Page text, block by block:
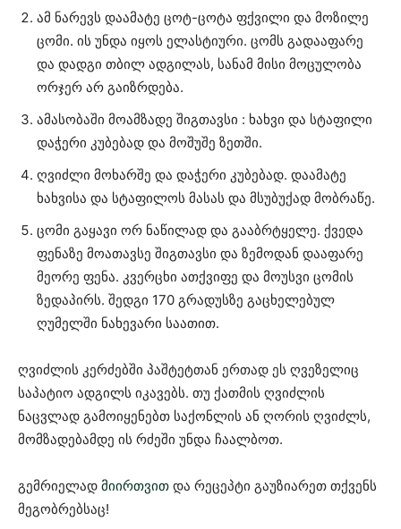
ამ ნარევს დაამატე ცოტ-ცოტა ფქვილი და მოზილე
ცომი. ის უნდა იყოს ელასტიური. ცომს გადააფარე
და დადგი თბილ ადგილას, სანამ მისი მოცულობა
ორჯერ არ გაიზრდება.
ამასობაში მოამზადე შიგთავსი : ხახვი და სტაფილი
დაჭერი კუბებად და მოშუშე ზეთში.
ღვიძლი მოხარშე და დაჭერი კუბებად. დაამატე
ხახვისა და სტაფილოს მასას და მსუბუქად მობრაწე.
ცომი გაყავი ორ ნაწილად და გააბრტყელე. ქვედა
ფენაზე მოათავსე შიგთავსი და ზემოდან დააფარე
მეორე ფენა. კვერცხი ათქვიფე და მოუსვი ცომის
ზედაპირს. შედგი 170 გრადუსზე გაცხელებულ
ღუმელში ნახევარი საათით.
ღვიძლის კერძებში პაშტეტთან ერთად ეს ღვეზელიც
საპატიო ადგილს იკავებს. თუ ქათმის ღვიძლის
ნაცვლად გამოიყენებთ საქონლის ან ღორის ღვიძლს,
მომზადებამდე ის რძეში უნდა ჩაალბოთ.
გემრიელად მიირთვით და რეცეპტი გაუზიარეთ თქვენს
მეგობრებსაც!